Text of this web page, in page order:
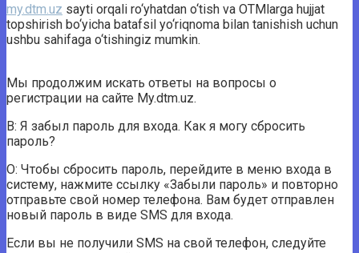
my.dtm.uz sayti orqali ro‘yhatdan o‘tish va OTMlarga hujjat
topshirish bo‘yicha batafsil yo‘riqnoma bilan tanishish uchun
ushbu sahifaga o‘tishingiz mumkin.
Мы продолжим искать ответы на вопросы о
регистрации на сайте My.dtm.uz.
В: Я забыл пароль для входа. Как я могу сбросить
пароль?
О: Чтобы сбросить пароль, перейдите в меню входа в
систему, нажмите ссылку «Забыли пароль» и повторно
отправьте свой номер телефона. Вам будет отправлен
новый пароль в виде SMS для входа.
Если вы не получили SMS на свой телефон, следуйте